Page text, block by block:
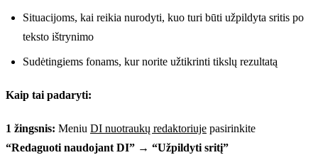
Situacijoms, kai reikia nurodyti, kuo turi būti užpildyta sritis po
teksto ištrynimo
Sudėtingiems fonams, kur norite užtikrinti tikslų rezultatą
Kaip tai padaryti:
1 žingsnis: Meniu DI nuotraukų redaktoriuje pasirinkite
“Redaguoti naudojant DI” → “Užpildyti sritį”